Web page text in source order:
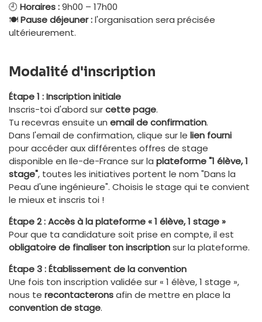
🕘 Horaires :9h00 – 17h00
🍽️Pause déjeuner :l'organisation sera précisée
ultérieurement.
Modalité d'inscription
Étape 1 : Inscription initiale
Inscris-toi d'abord surcette page.
Tu recevras ensuite un email de confirmation.
Dans l'email de confirmation, clique sur le lien fourni
pour accéder aux différentes offres de stage
disponible en Ile-de-France sur la plateforme "1 élève, 1
stage", toutes les initiatives portent le nom "Dans la
Peau d'une ingénieure". Choisis le stage qui te convient
le mieux et inscris toi !
Étape 2 : Accès à la plateforme « 1 élève, 1 stage »
Pour que ta candidature soit prise en compte, il est
obligatoire de finaliser ton inscriptionsur la plateforme.
Étape 3 : Établissement de la convention
Une fois ton inscription validée sur « 1 élève, 1 stage »,
nous te recontacteronsafin de mettre en place la
convention de stage.